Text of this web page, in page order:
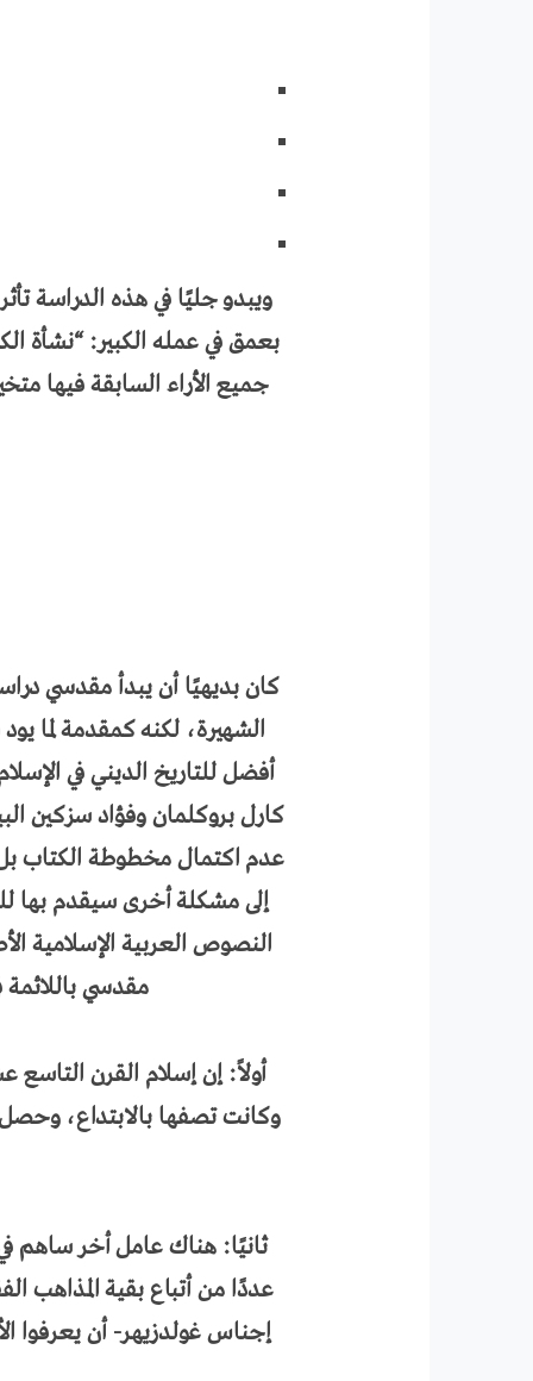
ويبدو جليًا في هذه الدراسة
بعمق في عمله الكبير: “نشأة
جميع الأراء السابقة فيها
كان بديهيًا أن يبدأ مقدسي
الشهيرة، لكنه كمقدمة لما
أفضل للتاريخ الديني في
كارل بروكلمان وفؤاد سزكين
عدم اكتمال مخطوطة الكتاب بل إن ما
إلى مشكلة أخرى سيقدم بها
النصوص العربية الإسلامية
مقدسي
أولاً: إن إسلام القرن التاسع
وكانت تصفها بالابتداع، وحصل
ثانيًا: هناك عامل أخر ساهم
عددًا من أتباع بقية المذاهب
إجناس غولدزيهر- أن يعرفوا